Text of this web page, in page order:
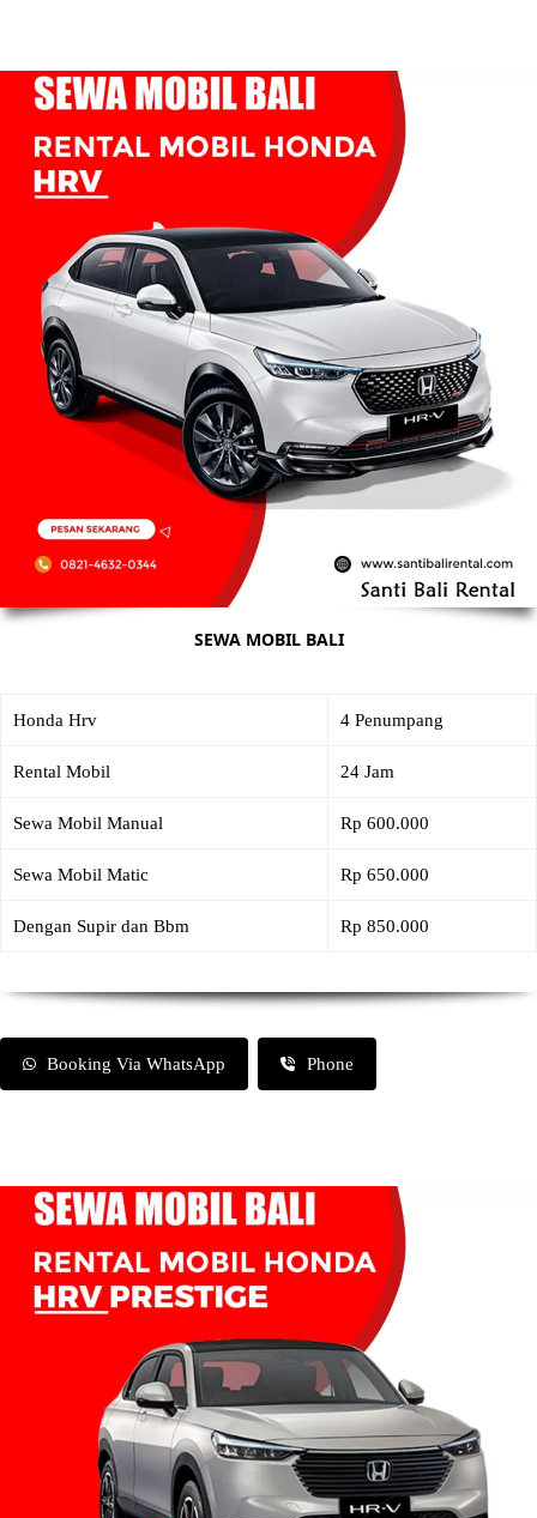
SEWA MOBIL BALI
Honda Hrv 4 Penumpang
Rental Mobil 24 Jam
Sewa Mobil Manual Rp 600.000
Sewa Mobil Matic Rp 650.000
Dengan Supir dan Bbm Rp 850.000
Booking Via WhatsApp Phone